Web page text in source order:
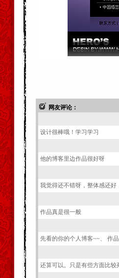
网友评论：
设计很棒哦！学习学习
他的博客里边作品很好呀
我觉得还不错呀，整体感还好
作品真是很一般
先看的你的个人博客~~、 作
还算可以。只是有些方面比较